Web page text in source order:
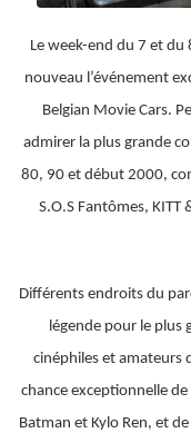
Le week-end du 7 et du
nouveau l’événement
Belgian Movie Cars.
admirer la plus grande
80, 90 et début 2000,
S.O.S Fantômes, KITT
Différents endroits du
légende pour le plus
cinéphiles et amateurs
chance exceptionnelle
Batman et Kylo Ren, et